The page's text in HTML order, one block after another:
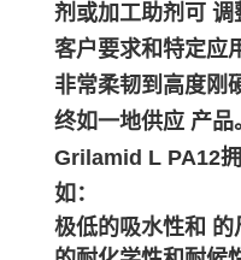
剂或加工助剂可
客户要求和特定应
非常柔韧到高度刚
终如一地供应 产品
Grilamid L PA12
如：
极低的吸水性和 的